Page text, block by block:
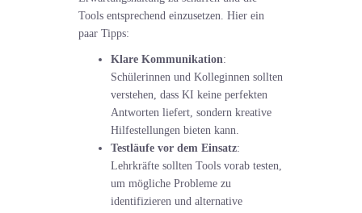
Tools entsprechend einzusetzen. Hier ein
paar Tipps:
Klare Kommunikation:
Schülerinnen und Kolleginnen sollten
verstehen, dass KI keine perfekten
Antworten liefert, sondern kreative
Hilfestellungen bieten kann.
Testläufe vor dem Einsatz:
Lehrkräfte sollten Tools vorab testen,
um mögliche Probleme zu
identifizieren und alternative